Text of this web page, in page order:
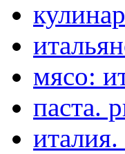
мясо:
паста.
италия.